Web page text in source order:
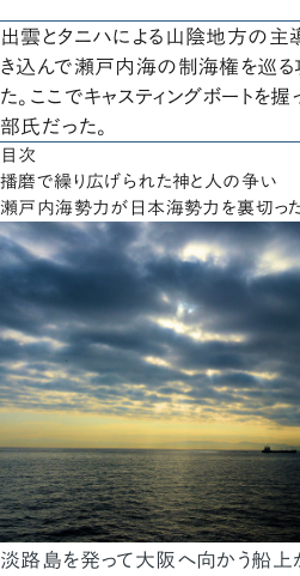
出雲とタニハによる山陰地方の主
き込んで瀬戸内海の制海権を巡る
た。ここでキャスティングボートを
部氏だった。
目次
播磨で繰り広げられた神と人の争い
瀬戸内海勢力が日本海勢力を裏切った
淡路島を発って大阪へ向かう船上